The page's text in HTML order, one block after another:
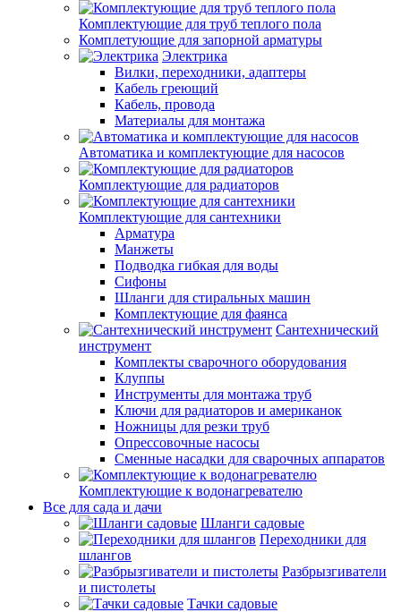
Комплектующие для труб теплого пола
Комплетующие для запорной арматуры
Электрика
Вилки, переходники, адаптеры
Кабель греющий
Кабель, провода
Материалы для монтажа
Автоматика и комплектующие для насосов
Комплектующие для радиаторов
Комплектующие для сантехники
Арматура
Манжеты
Подводка гибкая для воды
Сифоны
Шланги для стиральных машин
Комплектующие для фаянса
Сантехнический
инструмент
Комплекты сварочного оборудования
Клуппы
Инструменты для монтажа труб
Ключи для радиаторов и американок
Ножницы для резки труб
Опрессовочные насосы
Сменные насадки для сварочных аппаратов
Комплектующие к водонагревателю
Все для сада и дачи
Шланги садовые
Переходники для
шлангов
Разбрызгиватели
и пистолеты
Тачки садовые